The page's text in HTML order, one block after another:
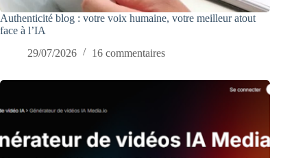
Authenticité blog : votre voix humaine, votre meilleur atout
face à l’IA
29/07/2026
16 commentaires